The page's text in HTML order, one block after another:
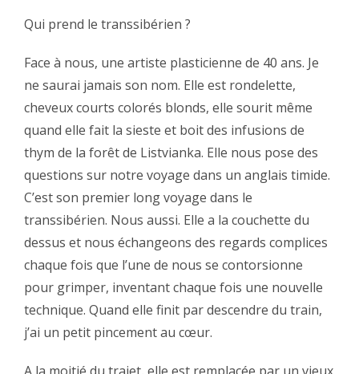
‪Qui prend le transsibérien ?‬
‪Face à nous, une artiste plasticienne de 40 ans. Je
ne saurai jamais son nom. Elle est rondelette,
cheveux courts colorés blonds, elle sourit même
quand elle fait la sieste et boit des infusions de
thym de la forêt de Listvianka. Elle nous pose des
questions sur notre voyage dans un anglais timide.
C’est son premier long voyage dans le
transsibérien. Nous aussi. Elle a la couchette du
dessus et nous échangeons des regards complices
chaque fois que l’une de nous se contorsionne
pour grimper, inventant chaque fois une nouvelle
technique. Quand elle finit par descendre du train,
j’ai un petit pincement au cœur.‬